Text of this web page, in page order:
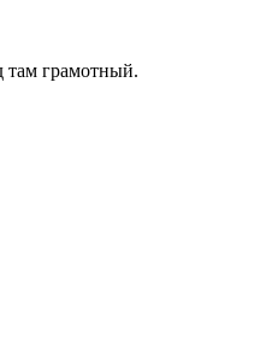
там грамотный.